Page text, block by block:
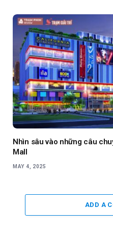
Nhìn sâu vào những câu
Mall
MAY 4, 2025
ADD A